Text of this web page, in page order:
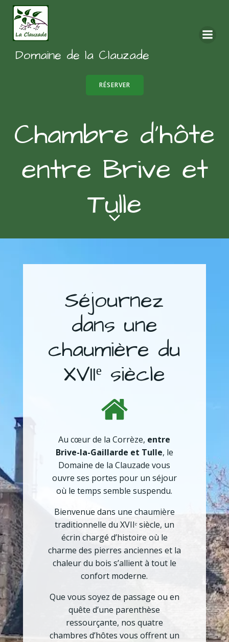
Domaine de la Clauzade
RÉSERVER
Chambre d’hôte
entre Brive et
Tulle
Séjournez
dans une
chaumière du
XVIIᵉ siècle
Au cœur de la Corrèze, entre
Brive-la-Gaillarde et Tulle, le
Domaine de la Clauzade vous
ouvre ses portes pour un séjour
où le temps semble suspendu.
Bienvenue dans une chaumière
traditionnelle du XVIIᵉ siècle, un
écrin chargé d’histoire où le
charme des pierres anciennes et la
chaleur du bois s’allient à tout le
confort moderne.
Que vous soyez de passage ou en
quête d’une parenthèse
ressourçante, nos quatre
chambres d’hôtes vous offrent un